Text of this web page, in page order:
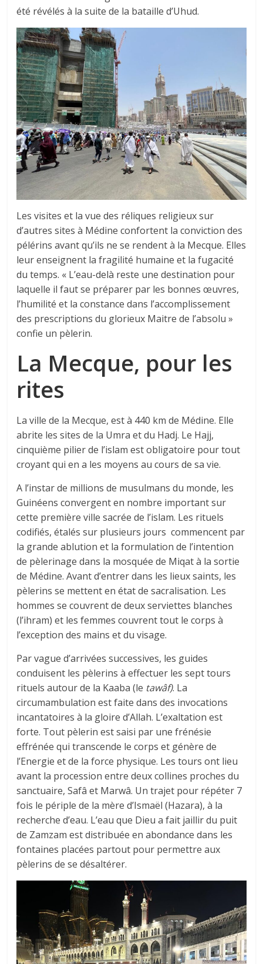
été révélés à la suite de la bataille d’Uhud.
Les visites et la vue des réliques religieux sur
d’autres sites à Médine confortent la conviction des
pélérins avant qu’ils ne se rendent à la Mecque. Elles
leur enseignent la fragilité humaine et la fugacité
du temps. « L’eau-delà reste une destination pour
laquelle il faut se préparer par les bonnes œuvres,
l’humilité et la constance dans l’accomplissement
des prescriptions du glorieux Maitre de l’absolu »
confie un pèlerin.
La Mecque, pour les
rites
La ville de la Mecque, est à 440 km de Médine. Elle
abrite les sites de la Umra et du Hadj. Le Hajj,
cinquième pilier de l’islam est obligatoire pour tout
croyant qui en a les moyens au cours de sa vie.
A l’instar de millions de musulmans du monde, les
Guinéens convergent en nombre important sur
cette première ville sacrée de l’islam. Les rituels
codifiés, étalés sur plusieurs jours commencent par
la grande ablution et la formulation de l’intention
de pèlerinage dans la mosquée de Miqat à la sortie
de Médine. Avant d’entrer dans les lieux saints, les
pèlerins se mettent en état de sacralisation. Les
hommes se couvrent de deux serviettes blanches
(l’ihram) et les femmes couvrent tout le corps à
l’exception des mains et du visage.
Par vague d’arrivées successives, les guides
conduisent les pèlerins à effectuer les sept tours
rituels autour de la Kaaba (le tawâf). La
circumambulation est faite dans des invocations
incantatoires à la gloire d’Allah. L’exaltation est
forte. Tout pèlerin est saisi par une frénésie
effrénée qui transcende le corps et génère de
l’Energie et de la force physique. Les tours ont lieu
avant la procession entre deux collines proches du
sanctuaire, Safâ et Marwâ. Un trajet pour répéter 7
fois le périple de la mère d’Ismaël (Hazara), à la
recherche d’eau. L’eau que Dieu a fait jaillir du puit
de Zamzam est distribuée en abondance dans les
fontaines placées partout pour permettre aux
pèlerins de se désaltérer.